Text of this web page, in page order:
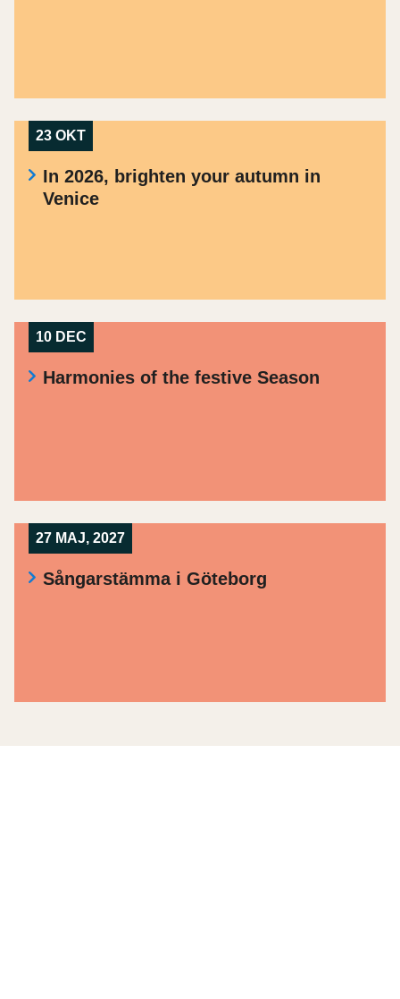
23 OKT
In 2026, brighten your autumn in
Venice
10 DEC
Harmonies of the festive Season
27 MAJ, 2027
Sångarstämma i Göteborg